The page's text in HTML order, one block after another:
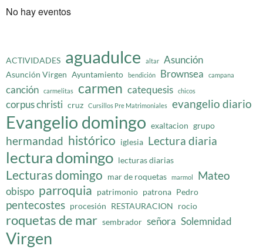
No hay eventos
ACTIVIDADES aguadulce altar Asunción
Asunción Virgen Ayuntamiento bendición Brownsea campana
canción carmelitas carmen catequesis chicos
corpus christi cruz Cursillos Pre Matrimoniales evangelio diario
Evangelio domingo exaltacion grupo
hermandad histórico iglesia Lectura diaria
lectura domingo lecturas diarias
Lecturas domingo mar de roquetas marmol Mateo
obispo parroquia patrimonio patrona Pedro
pentecostes procesión RESTAURACION rocio
roquetas de mar sembrador señora Solemnidad
Virgen